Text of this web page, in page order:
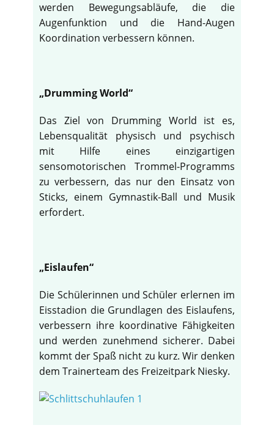
werden Bewegungsabläufe, die die
Augenfunktion und die Hand-Augen
Koordination verbessern können.
„Drumming World“
Das Ziel von Drumming World ist es,
Lebensqualität physisch und psychisch
mit Hilfe eines einzigartigen
sensomotorischen Trommel-Programms
zu verbessern, das nur den Einsatz von
Sticks, einem Gymnastik-Ball und Musik
erfordert.
„Eislaufen“
Die Schülerinnen und Schüler erlernen im
Eisstadion die Grundlagen des Eislaufens,
verbessern ihre koordinative Fähigkeiten
und werden zunehmend sicherer. Dabei
kommt der Spaß nicht zu kurz. Wir denken
dem Trainerteam des Freizeitpark Niesky.